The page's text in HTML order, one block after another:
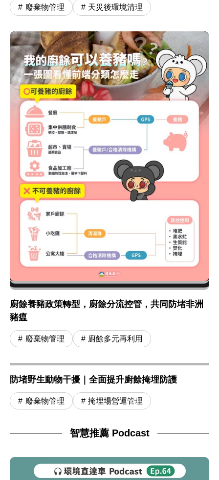
廢棄物管理 天災後環境清理
廚餘養豬政策轉型，廚餘分流控管，共同防堵非洲
豬瘟
廢棄物管理 廚餘多元再利用
防堵野生動物干擾｜全面提升廚餘掩埋防護
廢棄物管理 掩埋場營運管理
智慧推薦 Podcast